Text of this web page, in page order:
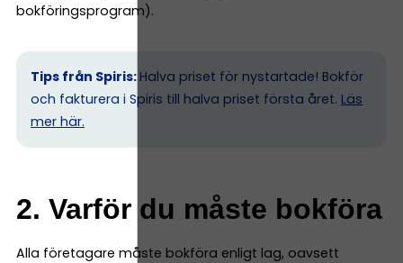
bokföringsprogram).
Tips från Spiris: Halva priset för nystartade! Bokför
och fakturera i Spiris till halva priset första året. Läs
mer här.
2. Varför du måste bokföra
Alla företagare måste bokföra enligt lag, oavsett